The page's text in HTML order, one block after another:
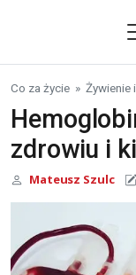
Co za życie » Żywienie
zdrowiu i
Mateusz Szulc